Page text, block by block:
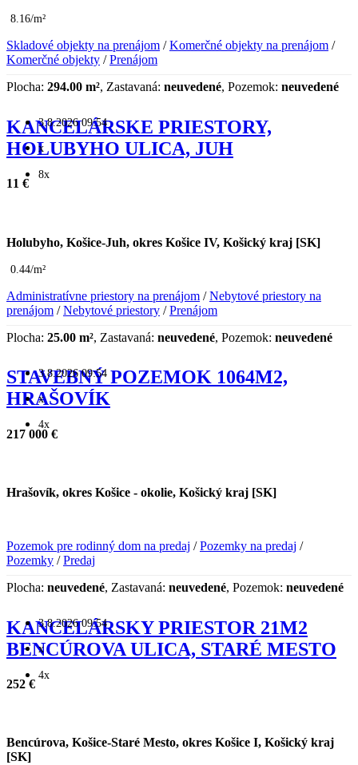
8.16/m²
Skladové objekty na prenájom /Komerčné objekty na prenájom /
Komerčné objekty /Prenájom
Plocha: 294.00 m², Zastavaná: neuvedené, Pozemok: neuvedené
3.8.2026 09:54
x
8x
KANCELÁRSKE PRIESTORY,
HOLUBYHO ULICA, JUH
11 €
Holubyho, Košice-Juh, okres Košice IV, Košický kraj [SK]
0.44/m²
Administratívne priestory na prenájom /Nebytové priestory na
prenájom /Nebytové priestory /Prenájom
Plocha: 25.00 m², Zastavaná: neuvedené, Pozemok: neuvedené
3.8.2026 09:54
x
4x
STAVEBNÝ POZEMOK 1064M2,
HRAŠOVÍK
217 000 €
Hrašovík, okres Košice - okolie, Košický kraj [SK]
Pozemok pre rodinný dom na predaj /Pozemky na predaj /
Pozemky /Predaj
Plocha: neuvedené, Zastavaná: neuvedené, Pozemok: neuvedené
3.8.2026 09:54
x
4x
KANCELÁRSKY PRIESTOR 21M2
BENCÚROVA ULICA, STARÉ MESTO
252 €
Bencúrova, Košice-Staré Mesto, okres Košice I, Košický kraj
[SK]